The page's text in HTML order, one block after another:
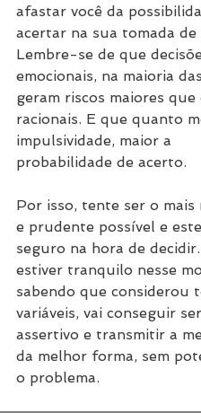
afastar você da
acertar na sua tomada de
Lembre-se de que
emocionais, na maioria
geram riscos maiores que
racionais. E que quanto
impulsividade, maior a
probabilidade de acerto.
Por isso, tente ser o mais
e prudente possível e
seguro na hora de
estiver tranquilo nesse
sabendo que considerou
variáveis, vai conseguir ser
assertivo e transmitir a
da melhor forma, sem
o problema.